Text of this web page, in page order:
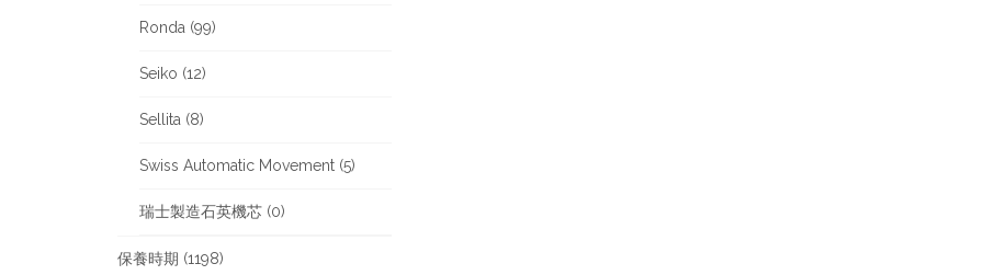
Ronda (99)
Seiko (12)
Sellita (8)
Swiss Automatic Movement (5)
瑞士製造石英機芯 (0)
保養時期 (1198)